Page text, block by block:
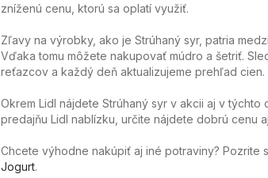
zníženú cenu, ktorú sa oplatí využiť.
Zľavy na výrobky, ako je Strúhaný syr, patria
Vďaka tomu môžete nakupovať múdro a šetriť.
reťazcov a každý deň aktualizujeme prehľad cien.
Okrem Lidl nájdete Strúhaný syr v akcii aj v týchto
predajňu Lidl nablízku, určite nájdete dobrú cenu
Chcete výhodne nakúpiť aj iné potraviny? Pozrite
Jogurt.